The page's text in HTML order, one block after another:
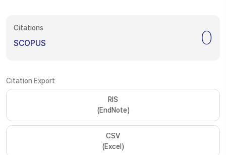
Citations
SCOPUS 0
Citation Export
RIS
(EndNote)
CSV
(Excel)